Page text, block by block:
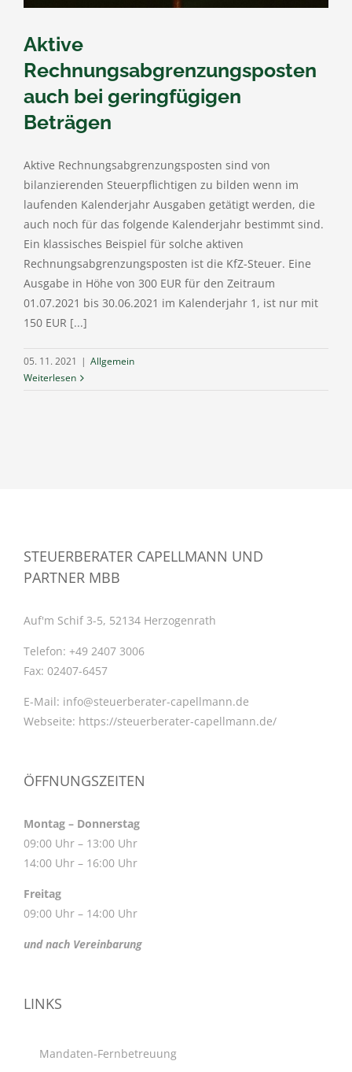
Aktive
Rechnungsabgrenzungsposten
auch bei geringfügigen
Beträgen
Aktive Rechnungsabgrenzungsposten sind von
bilanzierenden Steuerpflichtigen zu bilden wenn im
laufenden Kalenderjahr Ausgaben getätigt werden, die
auch noch für das folgende Kalenderjahr bestimmt sind.
Ein klassisches Beispiel für solche aktiven
Rechnungsabgrenzungsposten ist die KfZ-Steuer. Eine
Ausgabe in Höhe von 300 EUR für den Zeitraum
01.07.2021 bis 30.06.2021 im Kalenderjahr 1, ist nur mit
150 EUR [...]
05. 11. 2021 | Allgemein
Weiterlesen
STEUERBERATER CAPELLMANN UND
PARTNER MBB
Auf'm Schif 3-5, 52134 Herzogenrath
Telefon: +49 2407 3006
Fax: 02407-6457
E-Mail: info@steuerberater-capellmann.de
Webseite: https://steuerberater-capellmann.de/
ÖFFNUNGSZEITEN
Montag – Donnerstag
09:00 Uhr – 13:00 Uhr
14:00 Uhr – 16:00 Uhr
Freitag
09:00 Uhr – 14:00 Uhr
und nach Vereinbarung
LINKS
Mandaten-Fernbetreuung